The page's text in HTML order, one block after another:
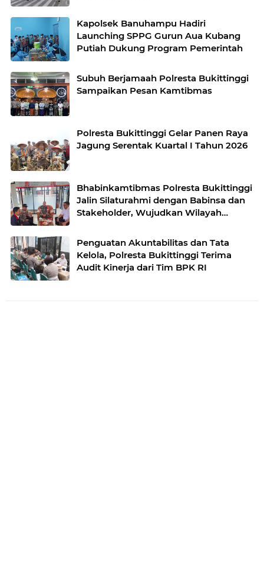
Kapolsek Banuhampu Hadiri
Launching SPPG Gurun Aua Kubang
Putiah Dukung Program Pemerintah
Subuh Berjamaah Polresta Bukittinggi
Sampaikan Pesan Kamtibmas
Polresta Bukittinggi Gelar Panen Raya
Jagung Serentak Kuartal I Tahun 2026
Bhabinkamtibmas Polresta Bukittinggi
Jalin Silaturahmi dengan Babinsa dan
Stakeholder, Wujudkan Wilayah
Penguatan Akuntabilitas dan Tata
Kelola, Polresta Bukittinggi Terima
Audit Kinerja dari Tim BPK RI